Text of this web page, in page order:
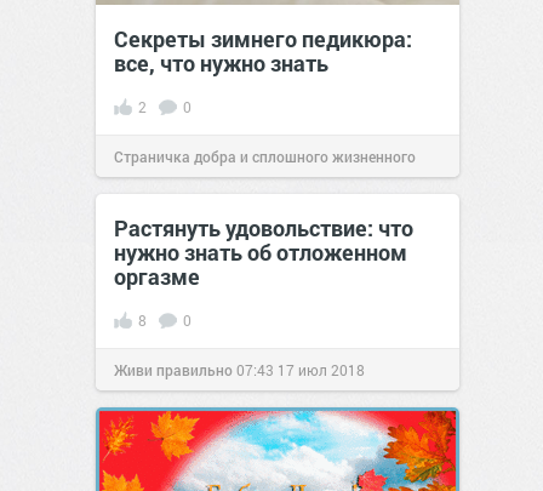
Секреты зимнего педикюра:
все, что нужно знать
2 0
Страничка добра и сплошного жизненного
позитива! 09:00 30 янв 2025
Растянуть удовольствие: что
нужно знать об отложенном
оргазме
8 0
Живи правильно07:43 17 июл 2018